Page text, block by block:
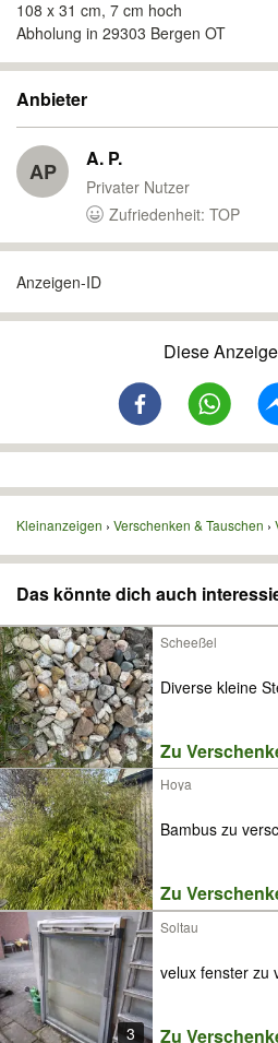
108 x 31 cm, 7 cm hoch
Abholung in 29303 Bergen OT
Anbieter
AP A. P.
Privater Nutzer
Zufriedenheit: TOP
Anzeigen-ID
Diese
Kleinanzeigen Verschenken & Tauschen
Das könnte dich auch
Scheeßel
Diverse kleine
Zu
Hoya
Bambus zu
Zu
3
Soltau
velux fenster zu
Zu